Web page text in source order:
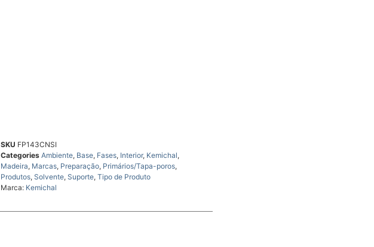
SKU FP143CNSI
Categories Ambiente, Base, Fases, Interior, Kemichal,
Madeira, Marcas, Preparação, Primários/Tapa-poros,
Produtos,Solvente,Suporte,Tipo de Produto
Marca: Kemichal